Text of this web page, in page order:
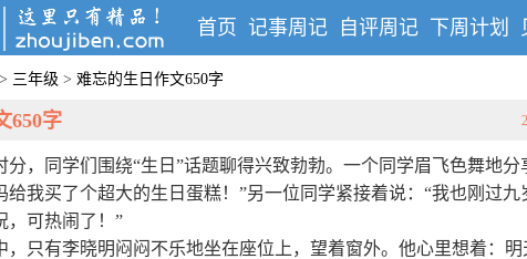
首页 记事周记 自评周记 下周计划
> 三年级 > 难忘的生日作文650字
650字
分，同学们围绕“生日”话题聊得兴致勃勃。一个同学眉飞色舞地分
给我买了个超大的生日蛋糕！”另一位同学紧接着说：“我也刚过九
，可热闹了！”
，只有李晓明闷闷不乐地坐在座位上，望着窗外。他心里想着：明